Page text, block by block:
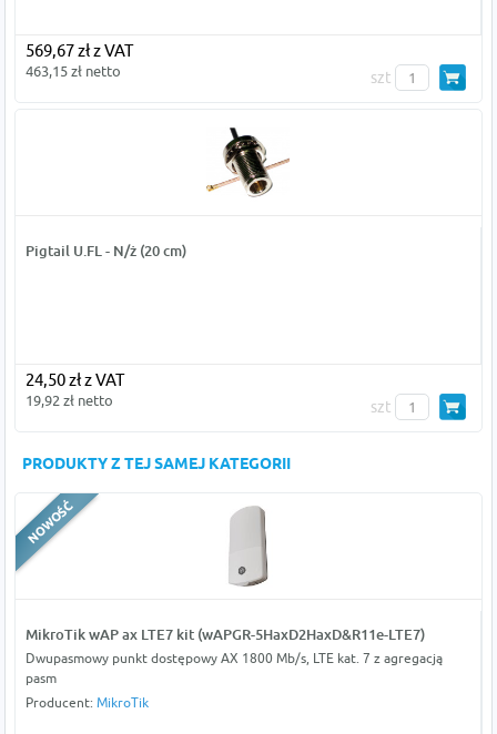
569,67 zł z VAT
463,15 zł netto szt
Pigtail U.FL - N/ż (20 cm)
24,50 zł z VAT
19,92 zł netto szt
PRODUKTY Z TEJ SAMEJ KATEGORII
MikroTik wAP ax LTE7 kit (wAPGR-5HaxD2HaxD&R11e-LTE7)
Dwupasmowy punkt dostępowy AX 1800 Mb/s, LTE kat. 7 z agregacją
pasm
Producent: MikroTik